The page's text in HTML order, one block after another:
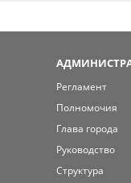
Регламент
Полномочия
Глава города
Руководство
Структура